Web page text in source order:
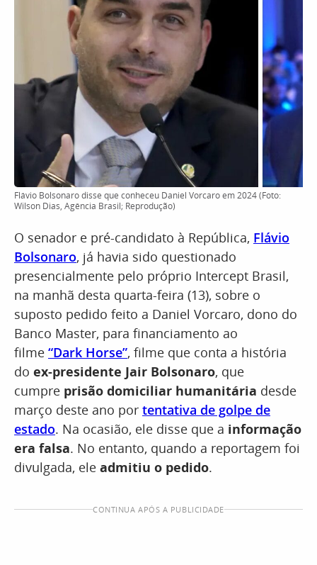
Flávio Bolsonaro disse que conheceu Daniel Vorcaro em 2024 (Foto:
Wilson Dias, Agência Brasil; Reprodução)
O senador e pré-candidato à República, Flávio
Bolsonaro, já havia sido questionado
presencialmente pelo próprio Intercept Brasil,
na manhã desta quarta-feira (13), sobre o
suposto pedido feito a Daniel Vorcaro, dono do
Banco Master, para financiamento ao
filme “Dark Horse”, filme que conta a história
do ex-presidente Jair Bolsonaro, que
cumpre prisão domiciliar humanitária desde
março deste ano por tentativa de golpe de
estado. Na ocasião, ele disse que a informação
era falsa. No entanto, quando a reportagem foi
divulgada, ele admitiu o pedido.
CONTINUA APÓS A PUBLICIDADE